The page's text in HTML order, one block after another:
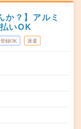
か？】アルミ
いOK
録OK 派遣